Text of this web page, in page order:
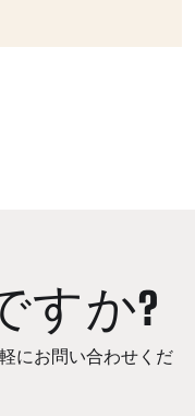
すか?
にお問い合わせくだ